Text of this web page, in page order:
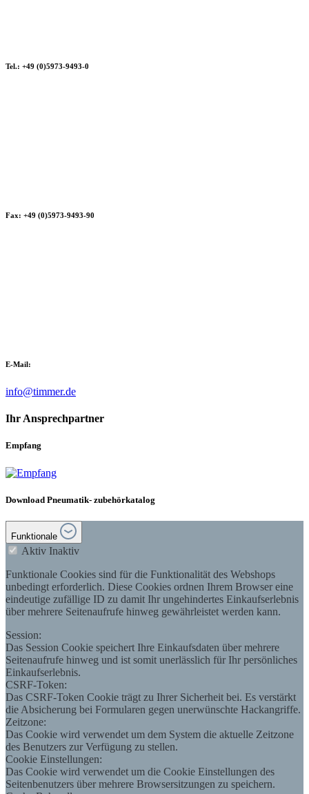
Tel.: +49 (0)5973-9493-0
Fax: +49 (0)5973-9493-90
E-Mail:
info@timmer.de
Ihr Ansprechpartner
Empfang
Download Pneumatik- zubehörkatalog
Funktionale
Aktiv Inaktiv
Funktionale Cookies sind für die Funktionalität des Webshops
unbedingt erforderlich. Diese Cookies ordnen Ihrem Browser eine
eindeutige zufällige ID zu damit Ihr ungehindertes Einkaufserlebnis
über mehrere Seitenaufrufe hinweg gewährleistet werden kann.
Session:
Das Session Cookie speichert Ihre Einkaufsdaten über mehrere
Seitenaufrufe hinweg und ist somit unerlässlich für Ihr persönliches
Einkaufserlebnis.
CSRF-Token:
Das CSRF-Token Cookie trägt zu Ihrer Sicherheit bei. Es verstärkt
die Absicherung bei Formularen gegen unerwünschte Hackangriffe.
Zeitzone:
Das Cookie wird verwendet um dem System die aktuelle Zeitzone
des Benutzers zur Verfügung zu stellen.
Cookie Einstellungen:
Das Cookie wird verwendet um die Cookie Einstellungen des
Seitenbenutzers über mehrere Browsersitzungen zu speichern.